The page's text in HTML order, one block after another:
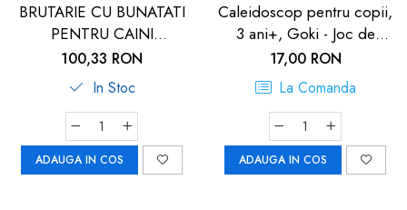
BRUTARIE CU BUNATATI
PENTRU CAINI
LEGO42677
100,33 RON
In Stoc
ADAUGA IN COS
Caleidoscop pentru copii,
3 ani+, Goki - Joc de
imaginatie
17,00 RON
La Comanda
ADAUGA IN COS